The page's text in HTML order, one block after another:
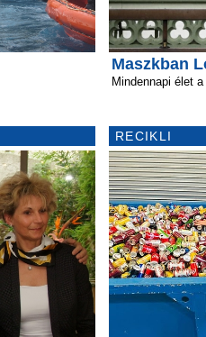
Maszkban
Mindennapi élet
RECIKLI